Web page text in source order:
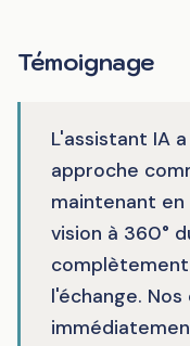
Témoignage
L'assistant IA
approche
maintenant
vision à 360°
l'échange.